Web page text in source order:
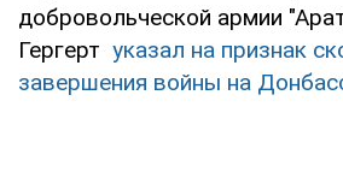
добровольческой армии
Гергерт указал на признак
завершения войны на